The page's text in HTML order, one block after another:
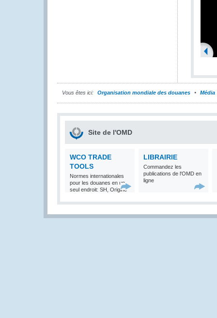
Vous êtes ici: Organisation mondiale des douanes Média
Site de l'OMD
WCO TRADE
TOOLS
Normes internationales
pour les douanes en un
seul endroit: SH, Origine
LIBRAIRIE
Commandez les
publications de l'OMD en
ligne